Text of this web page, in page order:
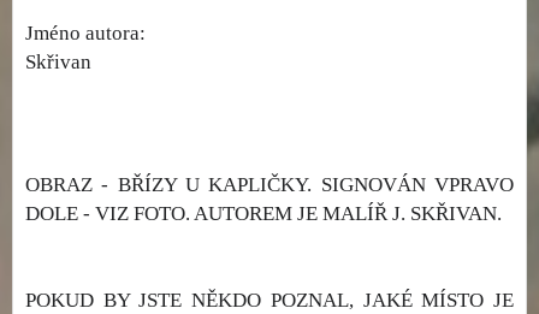
Jméno autora:
Skřivan
OBRAZ - BŘÍZY U KAPLIČKY. SIGNOVÁN VPRAVO
DOLE - VIZ FOTO. AUTOREM JE MALÍŘ J. SKŘIVAN.
POKUD BY JSTE NĚKDO POZNAL, JAKÉ MÍSTO JE